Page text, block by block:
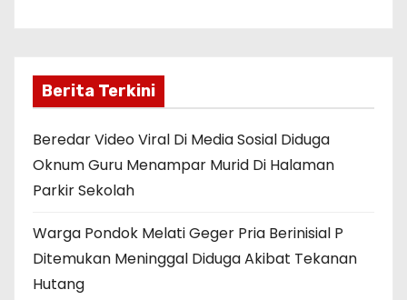
Berita Terkini
Beredar Video Viral Di Media Sosial Diduga
Oknum Guru Menampar Murid Di Halaman
Parkir Sekolah
Warga Pondok Melati Geger Pria Berinisial P
Ditemukan Meninggal Diduga Akibat Tekanan
Hutang